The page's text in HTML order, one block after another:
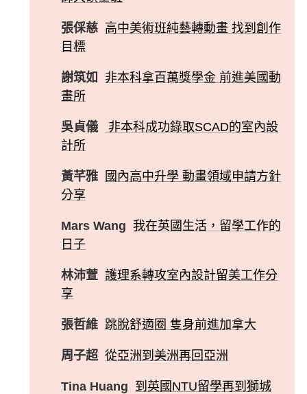
張倸慈 高中美術班純藝轉動畫 找到創作
目標
謝筑如
非本科拿百萬獎學金 前進美國動
畫所
吳貞儀
非本科成功錄取SCAD的室內設
計所
黃芊雅
國內高中升學 動畫領域申請方針
分享
Mars Wang 我在英國生活，留學工作的
日子
林沛萱 護理系轉攻室內設計留美工作分
享
張哲維 跳脫舒適圈 隻身前進加拿大
周子超 從亞洲到美洲再回亞洲
Tina Huang 到英國NTU留學再到獅城